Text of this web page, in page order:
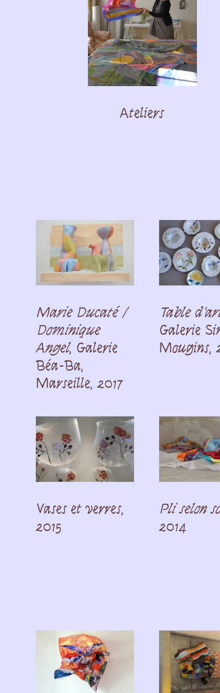
Ateliers
Marie Ducaté /
Dominique
Angel, Galerie
Béa-Ba,
Marseille, 2017
Table
Galerie
Mougins,
Vases et verres,
2015
Pli selon
2014